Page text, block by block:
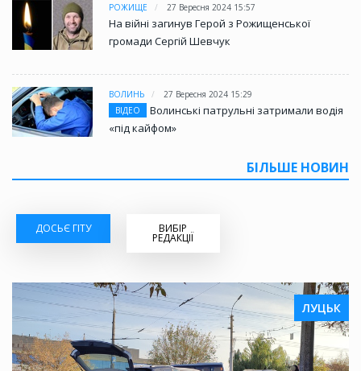
РОЖИЩЕ 27 Вересня 2024 15:57
На війні загинув Герой з Рожищенської
громади Сергій Шевчук
ВОЛИНЬ
27 Вересня 2024 15:29
ВІДЕО
Волинські патрульні затримали водія
«під кайфом»
БІЛЬШЕ НОВИН
ДОСЬЄ ГІТУ ВИБІР
РЕДАКЦІЇ
ЛУЦЬК